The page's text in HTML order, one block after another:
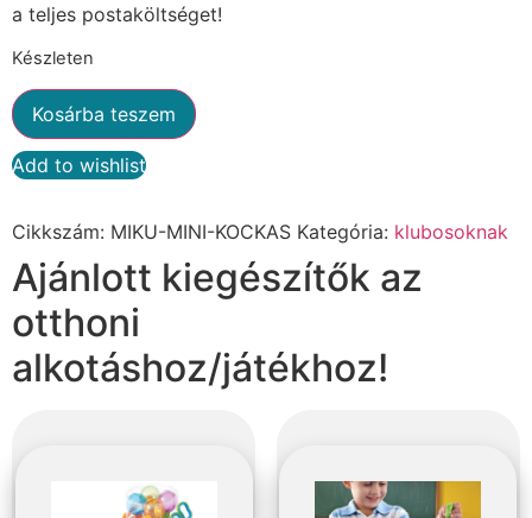
a teljes postaköltséget!
Készleten
Kosárba teszem
Add to wishlist
Cikkszám: MIKU-MINI-KOCKAS Kategória: klubosoknak
Ajánlott kiegészítők az
otthoni
alkotáshoz/játékhoz!